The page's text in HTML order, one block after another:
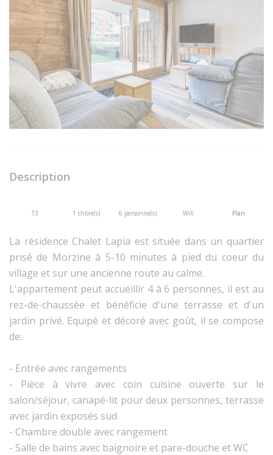
Description
T3 1 chbre(s) 6 personne(s) Wifi Plan
La résidence Chalet Lapia est située dans un quartier
prisé de Morzine à 5-10 minutes à pied du coeur du
village et sur une ancienne route au calme.
L'appartement peut accueillir 4 à 6 personnes, il est au
rez-de-chaussée et bénéficie d'une terrasse et d'un
jardin privé. Equipé et décoré avec goût, il se compose
de:
- Entrée avec rangements
- Pièce à vivre avec coin cuisine ouverte sur le
salon/séjour, canapé-lit pour deux personnes, terrasse
avec jardin exposés sud
- Chambre double avec rangement
- Salle de bains avec baignoire et pare-douche et WC